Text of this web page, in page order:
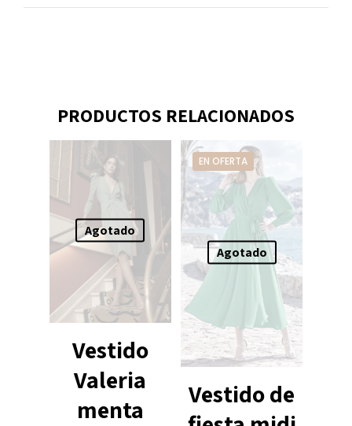
PRODUCTOS RELACIONADOS
Agotado
Vestido
Valeria
menta
EN OFERTA
Agotado
Vestido de